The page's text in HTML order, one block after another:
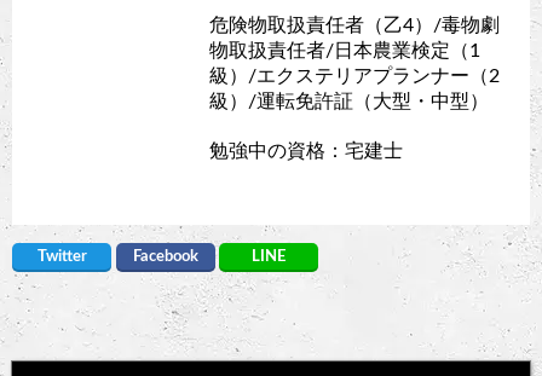
危険物取扱責任者（乙4）/毒物劇
物取扱責任者/日本農業検定（1
級）/エクステリアプランナー（2
級）/運転免許証（大型・中型）
勉強中の資格：宅建士
Twitter Facebook LINE